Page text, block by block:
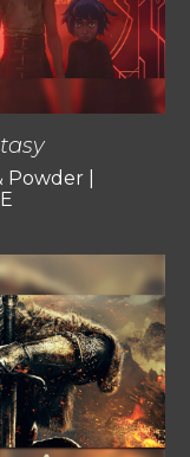
Powder |